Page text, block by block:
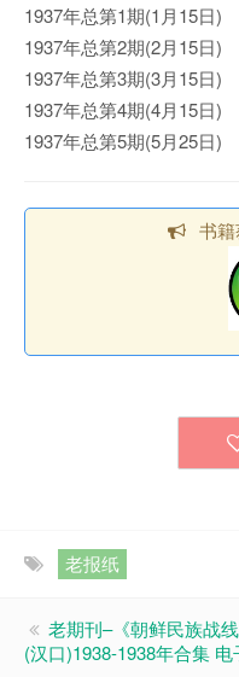
1937年总第1期(1月15日)
1937年总第2期(2月15日)
1937年总第3期(3月15日)
1937年总第4期(4月15日)
1937年总第5期(5月25日)
书籍
老报纸
老期刊–《朝鲜民族战线
(汉口)1938-1938年合集 电